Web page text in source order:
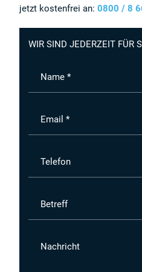
jetzt kostenfrei an:0800 / 8
WIR SIND JEDERZEIT FÜR
Name *
Email *
Telefon
Betreff
Nachricht